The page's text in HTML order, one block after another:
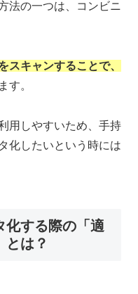
法の一つは、コンビニ
スキャンすることで、
す。
用しやすいため、手持
化したいという時には
化する際の「適
とは？